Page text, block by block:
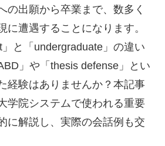
の出願から卒業まで、数多く
に遭遇することになります。
」と「undergraduate」の違い
」や「thesis defense」とい
経験はありませんか？本記事
学院システムで使われる重要
に解説し、実際の会話例も交